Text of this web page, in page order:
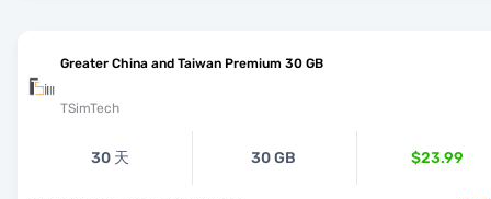
Greater China and Taiwan Premium 30 GB
TSimTech
30 天 30 GB $23.99